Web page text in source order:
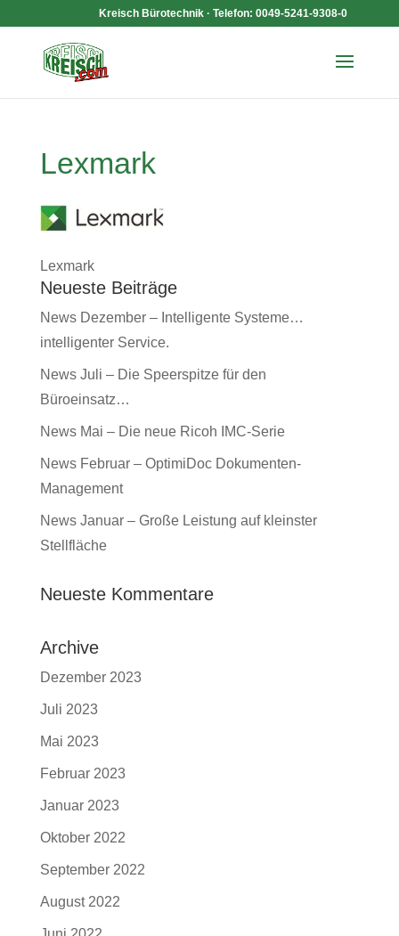
Kreisch Bürotechnik · Telefon: 0049-5241-9308-0
Lexmark
Lexmark
Neueste Beiträge
News Dezember – Intelligente Systeme…
intelligenter Service.
News Juli – Die Speerspitze für den
Büroeinsatz…
News Mai – Die neue Ricoh IMC-Serie
News Februar – OptimiDoc Dokumenten-
Management
News Januar – Große Leistung auf kleinster
Stellfläche
Neueste Kommentare
Archive
Dezember 2023
Juli 2023
Mai 2023
Februar 2023
Januar 2023
Oktober 2022
September 2022
August 2022